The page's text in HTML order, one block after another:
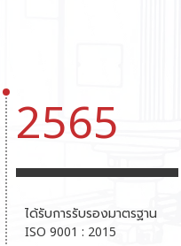
2565
ได้รับการรับรองมาตรฐาน
ISO 9001 : 2015